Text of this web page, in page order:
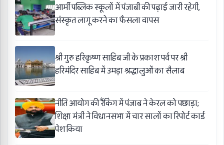
आर्मी पब्लिक स्कूलों में पंजाबी की पढ़ाई जारी रहेगी,
संस्कृत लागू करने का फैसला वापस
श्री गुरु हरिकृष्ण साहिब जी के प्रकाश पर्व पर श्री
हरिमंदिर साहिब में उमड़ा श्रद्धालुओं का सैलाब
नीति आयोग की रैंकिंग में पंजाब ने केरल को पछाड़ा;
शिक्षा मंत्री ने विधानसभा में चार सालों का रिपोर्ट कार्ड
पेश किया